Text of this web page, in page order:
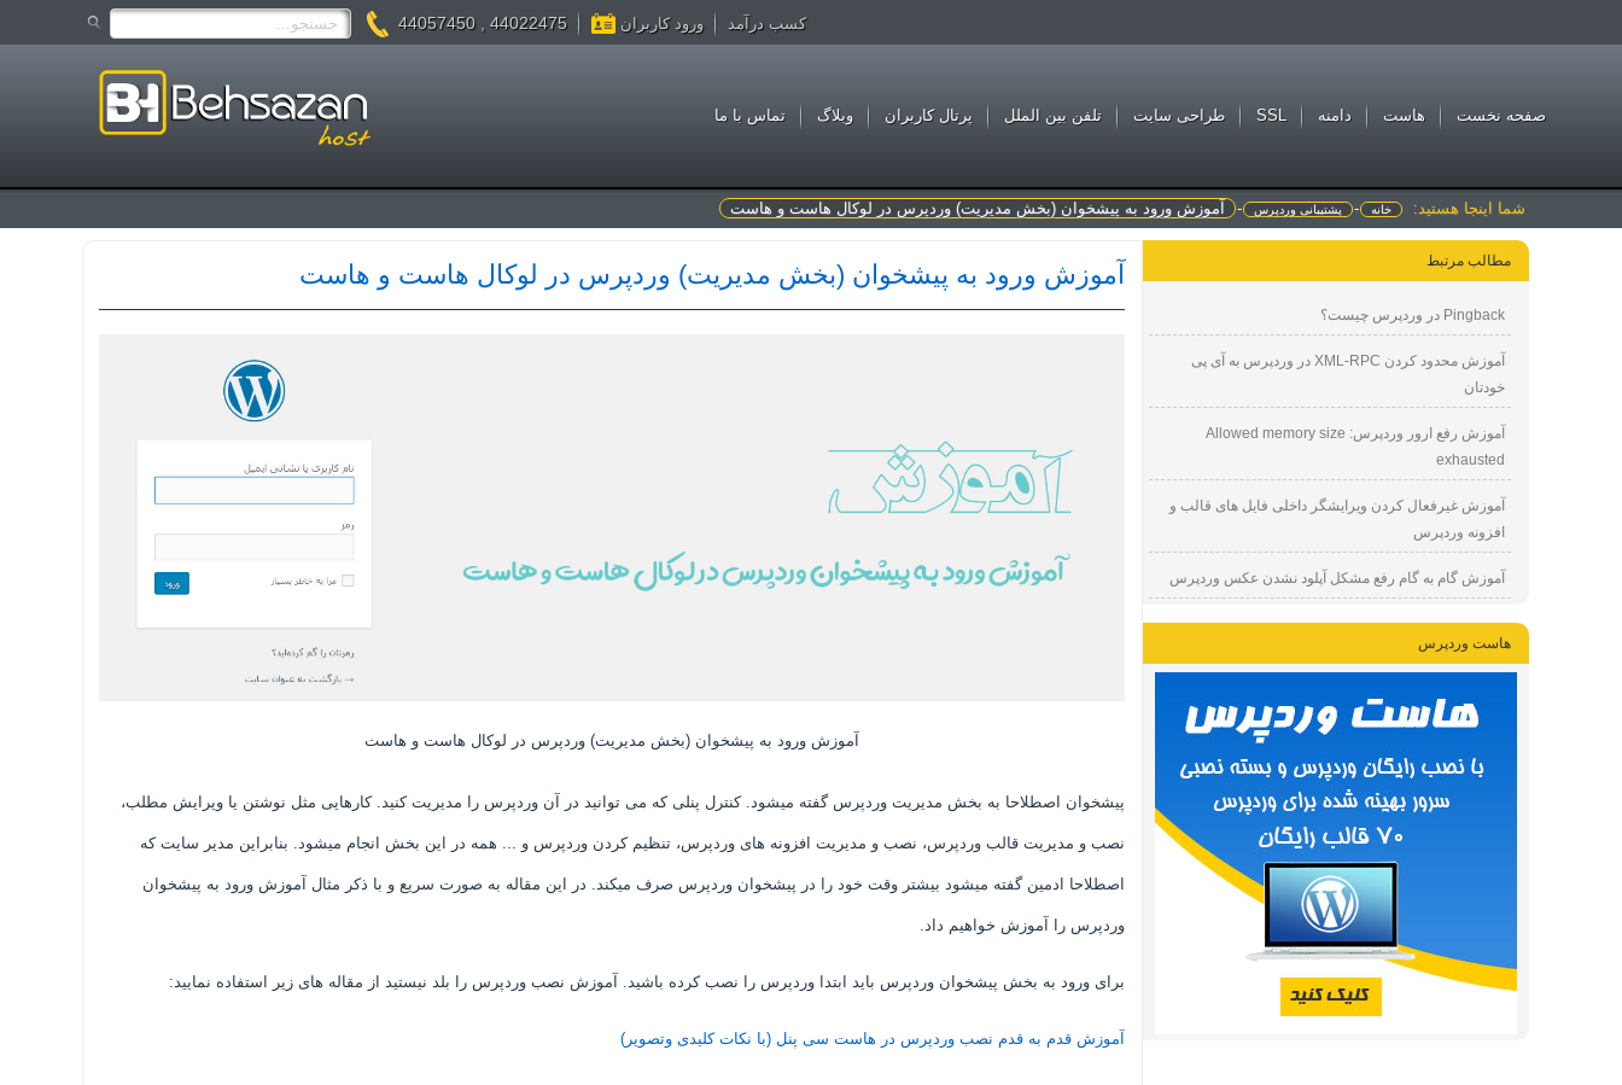
کسب درآمد ورود کاربران 44022475 , 44057450
صفحه نخست هاست دامنه SSL طراحی سايت تلفن بین الملل پرتال کاربران وبلاگ تماس با ما
شما اینجا هستید: خانه - پشتیبانی وردپرس - آموزش ورود به پیشخوان (بخش مدیریت) وردپرس در لوکال هاست و هاست
مطالب مرتبط
Pingback در وردپرس چیست؟
آموزش محدود کردن XML-RPC در وردپرس به آی پی
خودتان
آموزش رفع ارور وردپرس: Allowed memory size
exhausted
آموزش غیرفعال کردن ویرایشگر داخلی فایل های قالب و
افزونه وردپرس
آموزش گام به گام رفع مشکل آپلود نشدن عکس وردپرس
هاست وردپرس
آموزش ورود به پیشخوان (بخش مدیریت) وردپرس در لوکال هاست و هاست
آموزش ورود به پیشخوان (بخش مدیریت) وردپرس در لوکال هاست و هاست
پیشخوان اصطلاحا به بخش مدیریت وردپرس گفته میشود. کنترل پنلی که می توانید در آن وردپرس را مدیریت کنید. کارهایی مثل نوشتن یا ویرایش مطلب،
نصب و مدیریت قالب وردپرس، نصب و مدیریت افزونه های وردپرس، تنظیم کردن وردپرس و ... همه در این بخش انجام میشود. بنابراین مدیر سایت که
اصطلاحا ادمین گفته میشود بیشتر وقت خود را در پیشخوان وردپرس صرف میکند. در این مقاله به صورت سریع و با ذکر مثال آموزش ورود به پیشخوان
وردپرس را آموزش خواهیم داد.
برای ورود به بخش پیشخوان وردپرس باید ابتدا وردپرس را نصب کرده باشید. آموزش نصب وردپرس را بلد نیستید از مقاله های زیر استفاده نمایید:
آموزش قدم به قدم نصب وردپرس در هاست سی پنل (با نکات کلیدی وتصویر)